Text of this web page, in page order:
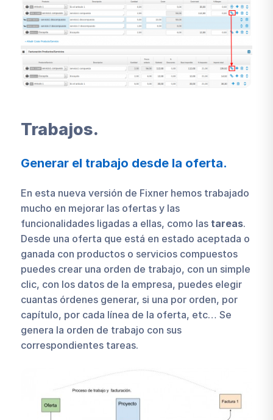
Trabajos.
Generar el trabajo desde la oferta.
En esta nueva versión de Fixner hemos trabajado
mucho en mejorar las ofertas y las
funcionalidades ligadas a ellas, como lastareas.
Desde una oferta que está en estado aceptada o
ganada con productos o servicios compuestos
puedes crear una orden de trabajo, con un simple
clic, con los datos de la empresa, puedes elegir
cuantas órdenes generar, si una por orden, por
capítulo, por cada línea de la oferta, etc… Se
genera la orden de trabajo con sus
correspondientes tareas.